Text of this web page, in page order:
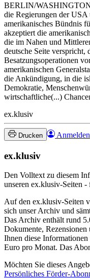
BERLIN/
die Regierungen der
amerikanisches Bündnis
akzeptiert die
die im Nahen und
deutsche Seite verspricht,
Besatzungsoperationen
amerikanischen
die Ankündigung, in die
Demokratie,
wirtschaftliche(...)
ex.klusiv
Drucken Anmelden
ex.klusiv
Den Volltext zu diesem
unseren ex.klusiv-Seiten -
Auf den ex.klusiv-Seiten
sich unser Archiv und
Das Archiv enthält rund
Dokumente,
Ihnen diese
Euro pro Monat. Das
Möchten Sie dieses
Persönliches Förder-